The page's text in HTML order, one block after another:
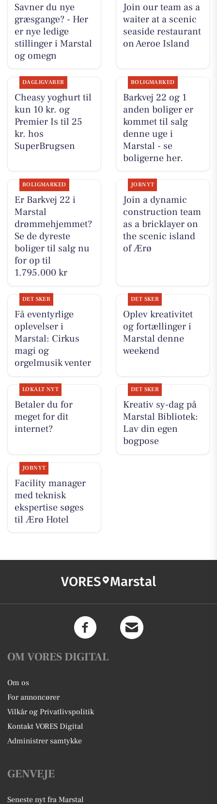
Savner du nye
græsgange? - Her
er nye ledige
stillinger i Marstal
og omegn
Join our team as a
waiter at a scenic
seaside restaurant
on Aeroe Island
DAGLIGVARER
Cheasy yoghurt til
kun 10 kr. og
Premier Is til 25
kr. hos
SuperBrugsen
BOLIGMARKED
Barkvej 22 og 1
anden boliger er
kommet til salg
denne uge i
Marstal - se
boligerne her.
BOLIGMARKED
Er Barkvej 22 i
Marstal
drømmehjemmet?
Se de dyreste
boliger til salg nu
for op til
1.795.000 kr
JOBNYT
Join a dynamic
construction team
as a bricklayer on
the scenic island
of Ærø
DET SKER
Få eventyrlige
oplevelser i
Marstal: Cirkus
magi og
orgelmusik venter
DET SKER
Oplev kreativitet
og fortællinger i
Marstal denne
weekend
LOKALT NYT
Betaler du for
meget for dit
internet?
DET SKER
Kreativ sy-dag på
Marstal Bibliotek:
Lav din egen
bogpose
JOBNYT
Facility manager
med teknisk
ekspertise søges
til Ærø Hotel
VORES Marstal
OM VORES DIGITAL
Om os
For annoncører
Vilkår og Privatlivspolitik
Kontakt VORES Digital
Administrer samtykke
GENVEJE
Seneste nyt fra Marstal